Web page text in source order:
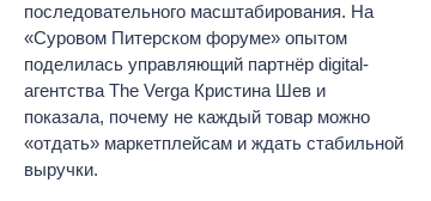
последовательного масштабирования. На
«Суровом Питерском форуме» опытом
поделилась управляющий партнёр digital-
агентства The Verga Кристина Шев и
показала, почему не каждый товар можно
«отдать» маркетплейсам и ждать стабильной
выручки.